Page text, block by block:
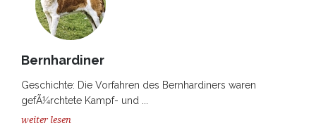
Bernhardiner
Geschichte: Die Vorfahren des Bernhardiners waren
gefÃ¼rchtete Kampf- und ...
weiter lesen